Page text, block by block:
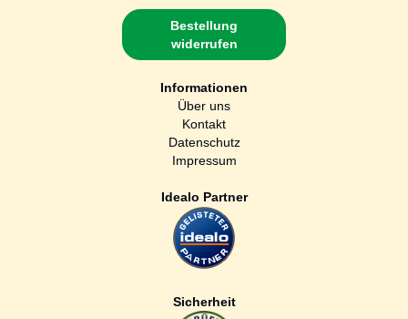
Bestellung
widerrufen
Informationen
Über uns
Kontakt
Datenschutz
Impressum
Idealo Partner
Sicherheit